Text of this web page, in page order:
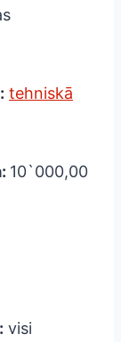
tehniskā
10`000,00
visi